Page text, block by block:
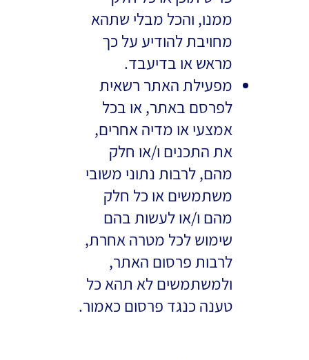
ממנו, והכל מבלי שתהא
מחויבת להודיע על כך
מראש או בדיעבד.
מפעילת האתר רשאית
לפרסם באתר, או בכל
אמצעי או מדיה אחרים,
את התכנים ו/או חלק
מהם, לרבות נתוני משובי
משתמשים או כל חלק
מהם ו/או לעשות בהם
שימוש לכל מטרה אחרת,
לרבות פרסום האתר,
ולמשתמשים לא תהא כל
טענה כנגד פרסום כאמור.